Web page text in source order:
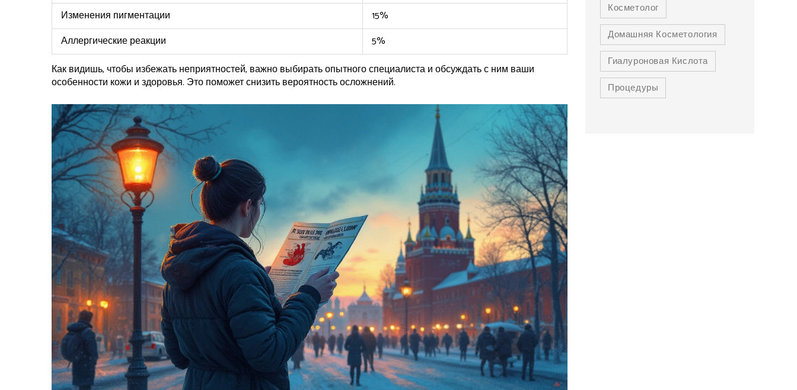
Изменения пигментации
15%
Аллергические реакции
5%
Как видишь, чтобы избежать неприятностей, важно выбирать опытного специалиста и обсуждать с ним ваши
особенности кожи и здоровья. Это поможет снизить вероятность осложнений.
Косметолог
Домашняя Косметология
Гиалуроновая Кислота
Процедуры